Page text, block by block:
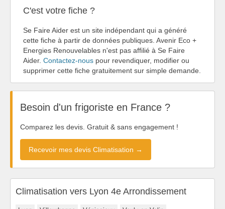
C'est votre fiche ?
Se Faire Aider est un site indépendant qui a généré
cette fiche à partir de données publiques. Avenir Eco +
Energies Renouvelables n'est pas affilié à Se Faire
Aider. Contactez-nous pour revendiquer, modifier ou
supprimer cette fiche gratuitement sur simple demande.
Besoin d'un frigoriste en France ?
Comparez les devis. Gratuit & sans engagement !
Recevoir mes devis Climatisation →
Climatisation vers Lyon 4e Arrondissement